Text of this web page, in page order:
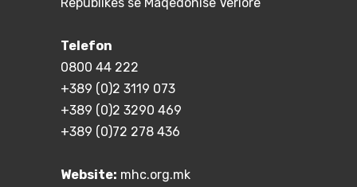
Telefon
0800 44 222
+389 (0)2 3119 073
+389 (0)2 3290 469
+389 (0)72 278 436
Website: mhc.org.mk